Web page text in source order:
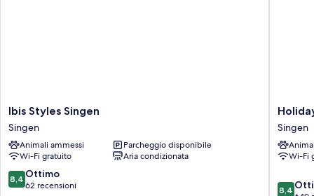
Ibis
Styles
Singen
Singen
Ibis Styles Singen
Singen
Animali ammessi
Parcheggio disponibile
Wi-Fi gratuito
Aria condizionata
8.4
su
8,4 Ottimo
62 recensioni
Holiday
Inn
Express
Singen
by
Singen
Singen
Wi-Fi
8.4
8,4